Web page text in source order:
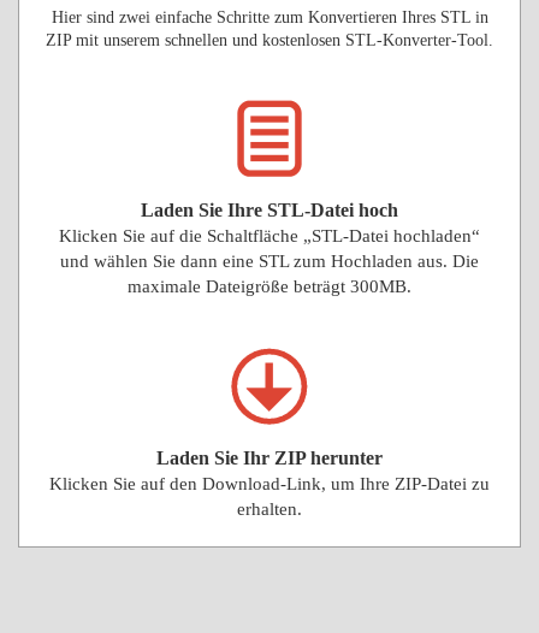
Hier sind zwei einfache Schritte zum Konvertieren Ihres STL in
ZIP mit unserem schnellen und kostenlosen STL-Konverter-Tool.
Laden Sie Ihre STL-Datei hoch
Klicken Sie auf die Schaltfläche „STL-Datei hochladen“
und wählen Sie dann eine STL zum Hochladen aus. Die
maximale Dateigröße beträgt 300MB.
Laden Sie Ihr ZIP herunter
Klicken Sie auf den Download-Link, um Ihre ZIP-Datei zu
erhalten.